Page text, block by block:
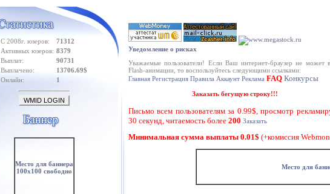
С 2008г. юзеров:
71312
Активных юзеров: 8379
Выплат:
90731
Выплачено:
13706.69$
Онлайн:
1
Место для баннера
100x100 свободно
Уведомление о рисках
Уважаемые пользователи! Если Ваш интернет-браузер не может
Flash-анимации, то воспользуйтесь следующими ссылками:
Главная Регистрация Правила Аккаунт Реклама FAQ Конкурсы
Заказать бегущую строку!!!
Письмо всем пользователям за 0.99$, просмотр
30 секунд, читаемость более 200 Заказать
Минимальная сумма выплаты 0.01$ (+комиссия
Место для